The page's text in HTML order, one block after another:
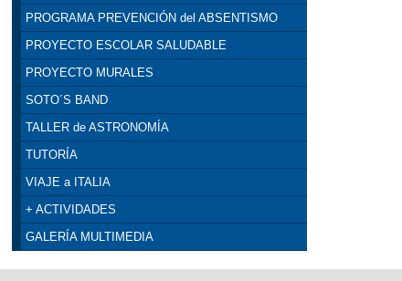
PROGRAMA PREVENCIÓN del ABSENTISMO
PROYECTO ESCOLAR SALUDABLE
PROYECTO MURALES
SOTO´S BAND
TALLER de ASTRONOMÍA
TUTORÍA
VIAJE a ITALIA
+ ACTIVIDADES
GALERÍA MULTIMEDIA